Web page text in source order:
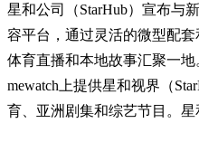
星和公司（StarHub）宣布与
容平台，通过灵活的微型配套
体育直播和本地故事汇聚一
mewatch上提供星和视界（
育、亚洲剧集和综艺节目。星